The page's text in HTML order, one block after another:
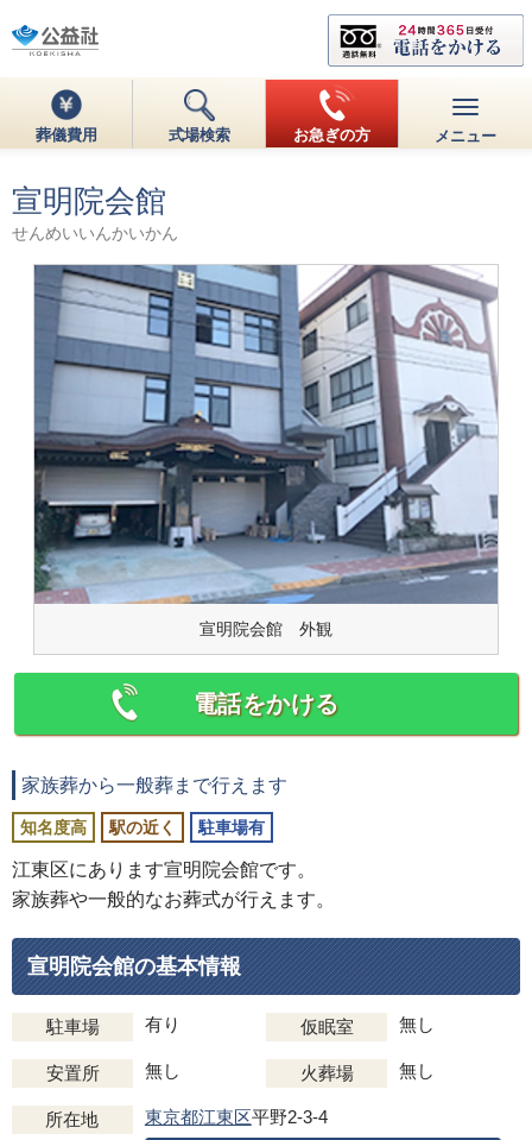
葬儀費用 式場検索 お急ぎの方 メニュー
宣明院会館
せんめいいんかいかん
宣明院会館 外観
電話をかける
家族葬から一般葬まで行えます
知名度高 駅の近く 駐車場有
江東区にあります宣明院会館です。
家族葬や一般的なお葬式が行えます。
宣明院会館の基本情報
駐車場 有り 仮眠室 無し
安置所 無し 火葬場 無し
所在地 東京都江東区平野2-3-4